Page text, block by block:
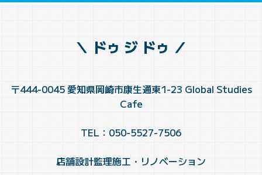
＼ ドゥ ジ ドゥ ／
〒444-0045 愛知県岡崎市康生通東1-23 Global Studies
Cafe
TEL：050-5527-7506
店舗設計監理施工・リノベーション